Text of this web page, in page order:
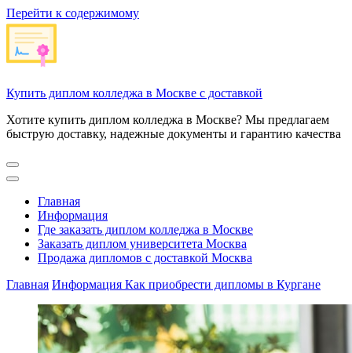
Перейти к содержимому
Купить диплом колледжа в Москве с доставкой
Хотите купить диплом колледжа в Москве? Мы предлагаем
быструю доставку, надежные документы и гарантию качества
Главная
Информация
Где заказать диплом колледжа в Москве
Заказать диплом университета Москва
Продажа дипломов с доставкой Москва
Главная Информация Как приобрести дипломы в Кургане